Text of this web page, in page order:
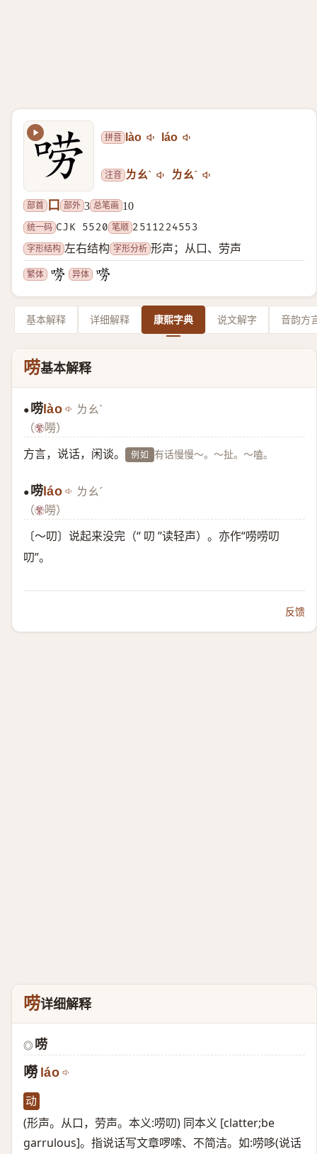
拼音 lào láo
注音 ㄌㄠˋ ㄌㄠˊ
部首 口 部外 3 总笔画 10
统一码 CJK 5520 笔顺 2511224553
字形结构 左右结构 字形分析 形声；从口、劳声
繁体 异体
基本解释 详细解释 康熙字典 说文解字 音韵方
唠基本解释
● 唠 lào ㄌㄠˋ
（
嘮）
方言，说话，闲谈。
例如 有话慢慢～。～扯。～嗑。
● 唠 láo ㄌㄠˊ
（
嘮）
〔～叨〕说起来没完（“ 叨 ”读轻声）。亦作“唠唠叨
叨”。
反馈
唠详细解释
◎ 唠
嘮 láo
动
(形声。从口，劳声。本义:唠叨) 同本义 [clatter;be
garrulous]。指说话写文章啰嗦、不简洁。如:唠哆(说话